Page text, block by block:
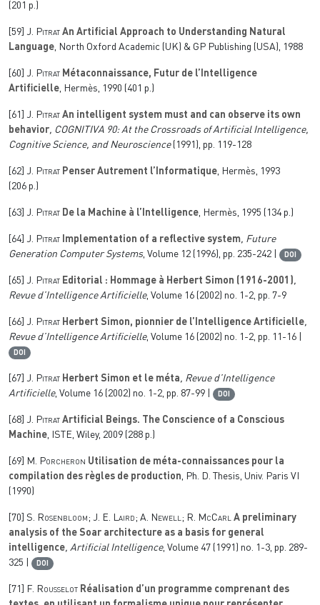
(201 p.)
[59] J. Pitrat An Artificial Approach to Understanding Natural
Language, North Oxford Academic (UK) & GP Publishing (USA), 1988
[60] J. Pitrat Métaconnaissance, Futur de l’Intelligence
Artificielle, Hermès, 1990 (401 p.)
[61] J. Pitrat An intelligent system must and can observe its own
behavior, COGNITIVA 90: At the Crossroads of Artificial Intelligence,
Cognitive Science, and Neuroscience(1991), pp. 119-128
[62] J. Pitrat Penser Autrement l’Informatique, Hermès, 1993
(206 p.)
[63] J. Pitrat De la Machine à l’Intelligence, Hermès, 1995 (134 p.)
[64] J. Pitrat Implementation of a reflective system, Future
Generation Computer Systems, Volume 12 (1996), pp. 235-242 | DOI
[65] J. Pitrat Editorial : Hommage à Herbert Simon (1916-2001),
Revue d’Intelligence Artificielle, Volume 16 (2002) no. 1-2, pp. 7-9
[66] J. Pitrat Herbert Simon, pionnier de l’Intelligence Artificielle,
Revue d’Intelligence Artificielle, Volume 16 (2002) no. 1-2, pp. 11-16 |
DOI
[67] J. Pitrat Herbert Simon et le méta, Revue d’Intelligence
Artificielle, Volume 16 (2002) no. 1-2, pp. 87-99 | DOI
[68] J. Pitrat Artificial Beings. The Conscience of a Conscious
Machine, ISTE, Wiley, 2009 (288 p.)
[69] M. Porcheron Utilisation de méta-connaissances pour la
compilation des règles de production, Ph. D. Thesis, Univ. Paris VI
(1990)
[70] S. Rosenbloom; J. E. Laird; A. Newell; R. McCarl A preliminary
analysis of the Soar architecture as a basis for general
intelligence, Artificial Intelligence, Volume 47 (1991) no. 1-3, pp. 289-
325 |
DOI
[71] F. Rousselot Réalisation d’un programme comprenant des